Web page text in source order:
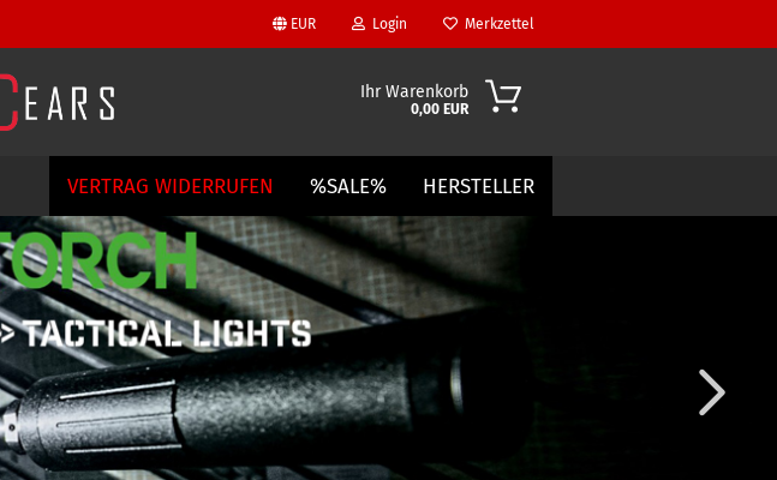
EUR
Währung auswählen
Login
E-Mail
Passwort
Konto erstellen
Passwort vergessen?
Merkzettel
Ihr Warenkorb
0,00 EUR
VERTRAG WIDERRUFEN %SALE% HERSTELLER